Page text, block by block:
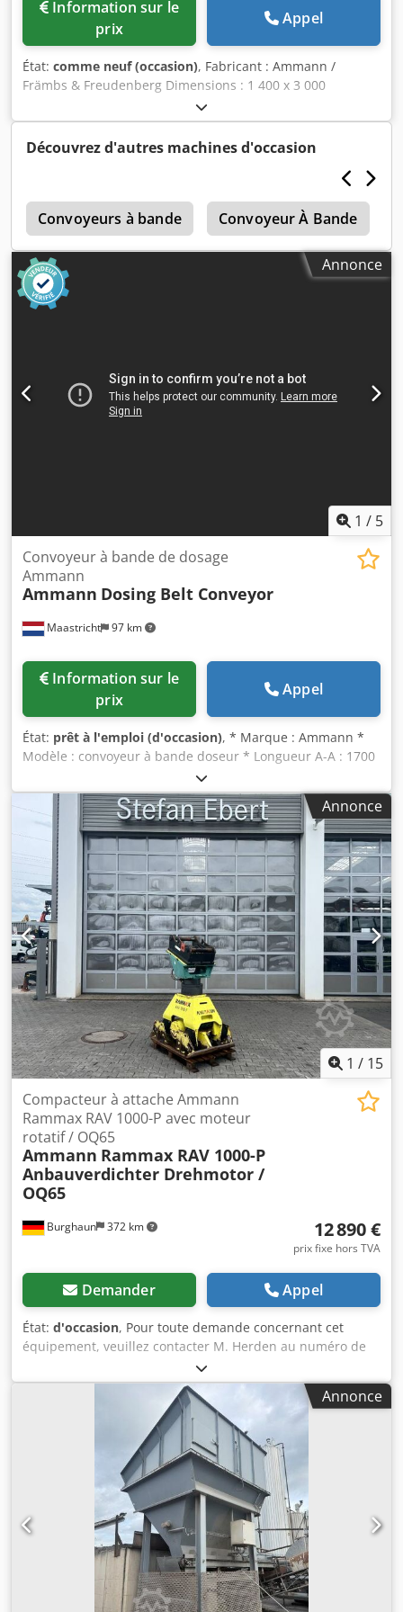
prix
Appel
État: comme neuf (occasion), Fabricant : Ammann /
Främbs & Freudenberg Dimensions : 1 400 x 3 000
Comprend : Dodsg Snutjpfx Anfsck – Système
d’entraînement – Arbres de transmission – Éléments de
suspension Le crible vibrant a été remis à neuf, sablé et
Découvrez d'autres machines d'occasion
Convoyeurs à bande Convoyeur À Bande
Annonce
1 / 5
Maastricht 97 km
Convoyeur à bande de dosage
Ammann
Ammann Dosing Belt Conveyor
prix
Appel
État: prêt à l'emploi (d'occasion), * Marque : Ammann *
Modèle : convoyeur à bande doseur * Longueur A-A : 1700
mm * Largeur de bande : 650 mm Dcedpfx Ansywm I Nsfsk
* Entraînement : motoréducteur 1,5 kW * En stock : 6
pièces.
Annonce
1 / 15
Burghaun 372 km
Compacteur à attache Ammann
Rammax RAV 1000-P avec moteur
rotatif / OQ65
Ammann Rammax RAV 1000-P
Anbauverdichter Drehmotor /
OQ65
12 890 €
prix fixe hors TVA
Demander Appel
État: d'occasion, Pour toute demande concernant cet
équipement, veuillez contacter M. Herden au numéro de
téléphone suivant : Ammann Rammax RAV 1000-P,
compacteur monté / incluant OilQuick OQ65 / incluant
moteur de rotation / 18 – 40 tonnes / année de
construction : environ 2007 – malheureusement, la plaque
signalétique n’est plus disponible / en stock et disponible
immédiatement Prix : 12 890,00 € net / 15 339,10 € brut -
Longueur totale (mm) : 1 226 - Largeur totale (mm) : 880 -
Débit d’huile requis pour la vibration (l/min) : 130 - Poids
en ordre de marche (kg) : 1 365 - Fréquence (Hz) : 30 -
Force de compactage (kN) : 110 - Taille recommandée du
véhicule porteur (tonnes) : 18 – 40 Équipement : - incluant
attache OilQuick OQ65 - incluant moteur de rotation Dans
notre entrepôt, nous disposons d’un très grand choix de
Annonce